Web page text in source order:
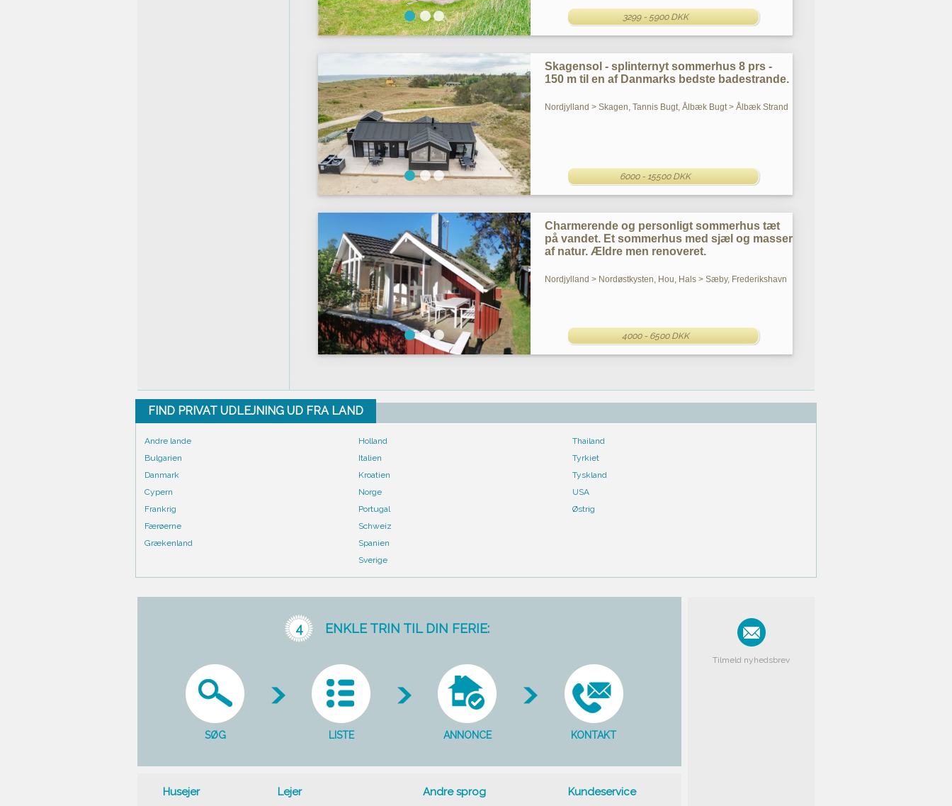
3299 - 5900 DKK
Skagensol - splinternyt sommerhus 8 prs -
150 m til en af Danmarks bedste badestrande.
Nordjylland > Skagen, Tannis Bugt, Ålbæk Bugt > Ålbæk Strand
6000 - 15500 DKK
Charmerende og personligt sommerhus tæt
på vandet. Et sommerhus med sjæl og masser
af natur. Ældre men renoveret.
Nordjylland > Nordøstkysten, Hou, Hals > Sæby, Frederikshavn
4000 - 6500 DKK
FIND PRIVAT UDLEJNING UD FRA LAND
Andre lande
Bulgarien
Danmark
Cypern
Frankrig
Færøerne
Grækenland
Holland
Italien
Kroatien
Norge
Portugal
Schweiz
Spanien
Sverige
Thailand
Tyrkiet
Tyskland
USA
Østrig
4 ENKLE TRIN TIL DIN FERIE:
SØG LISTE ANNONCE KONTAKT
Husejer Lejer Andre sprog Kundeservice
Tilmeld nyhedsbrev